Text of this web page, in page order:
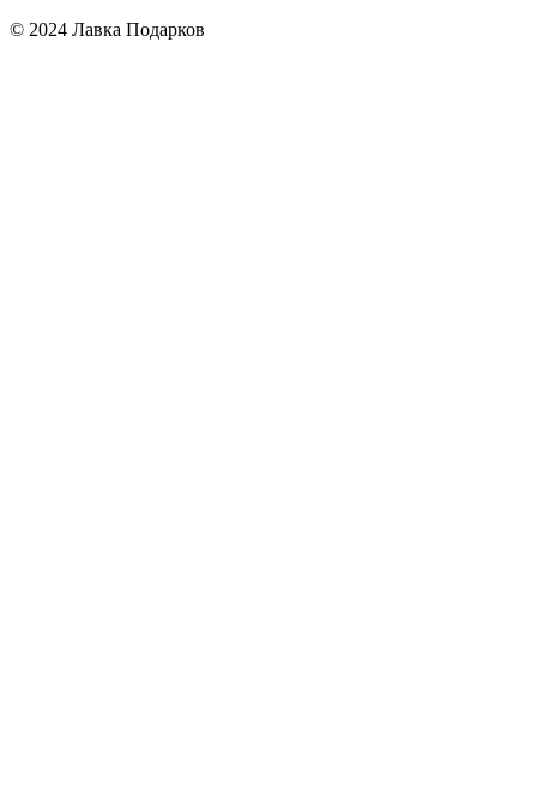
© 2024 Лавка Подарков